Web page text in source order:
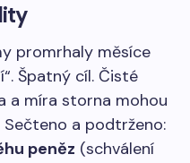
promrhaly měsíce
Špatný cíl. Čisté
a míra storna mohou
Sečteno a podtrženo:
peněz (schválení